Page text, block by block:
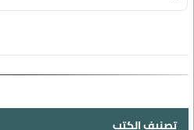
تصنيف الكتب